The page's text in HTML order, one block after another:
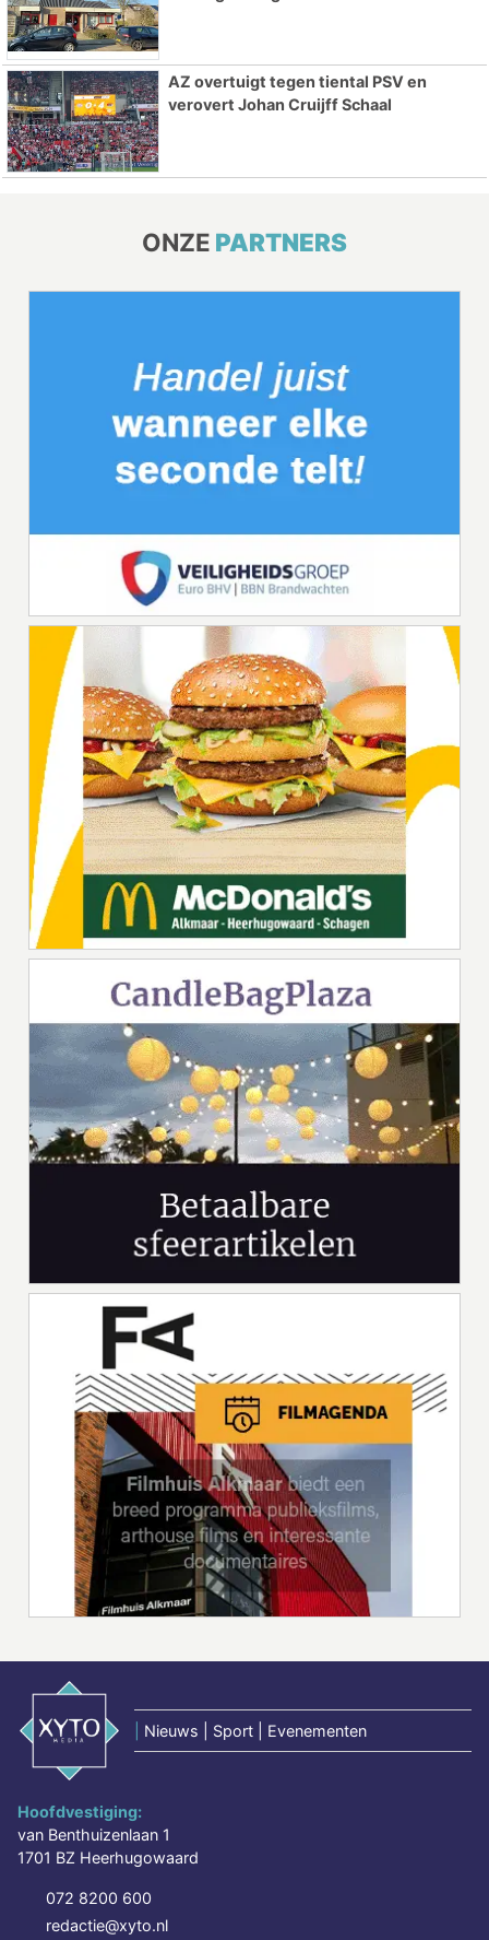
AZ overtuigt tegen tiental PSV en
verovert Johan Cruijff Schaal
ONZE PARTNERS
Nieuws | Sport | Evenementen
Hoofdvestiging:
van Benthuizenlaan 1
1701 BZ Heerhugowaard
072 8200 600
redactie@xyto.nl